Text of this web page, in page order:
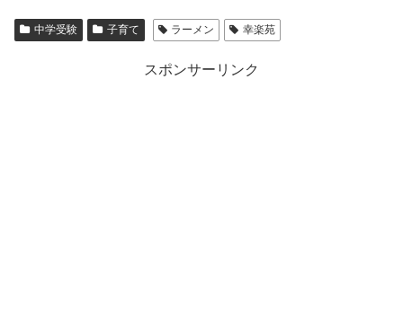
中学受験 子育て ラーメン 幸楽苑
スポンサーリンク